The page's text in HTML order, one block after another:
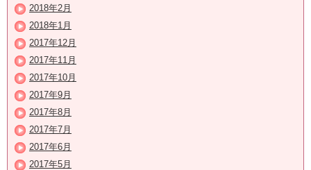
2018年2月
2018年1月
2017年12月
2017年11月
2017年10月
2017年9月
2017年8月
2017年7月
2017年6月
2017年5月